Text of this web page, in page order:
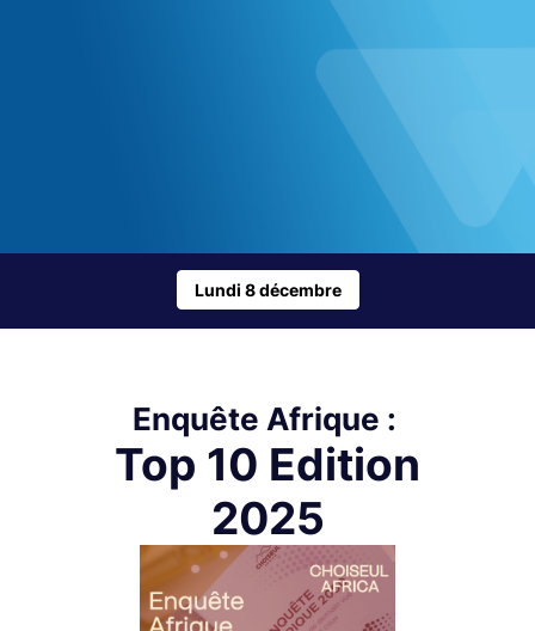
Lundi 8 décembre
Enquête Afrique :
Top 10 Edition
2025